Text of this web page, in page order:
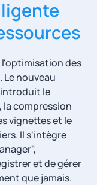
des
nouveau
introduit le
compression
vignettes et le
Il s'intègre
et de gérer
que jamais.